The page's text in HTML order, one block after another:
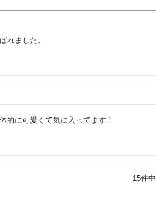
れました。
的に可愛くて気に入ってます！
15件中